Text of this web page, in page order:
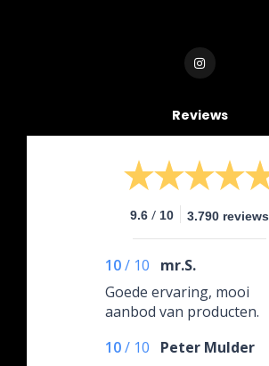
Reviews
9.6 / 10 3.790 reviews
10/ 10
mr.S.
Goede ervaring, mooi
aanbod van producten.
10/ 10
Peter Mulder